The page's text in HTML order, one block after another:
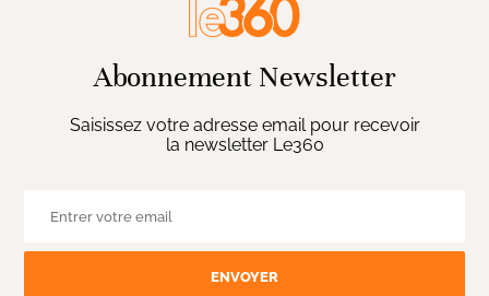
Abonnement Newsletter
Saisissez votre adresse email pour recevoir
la newsletter Le360
ENVOYER